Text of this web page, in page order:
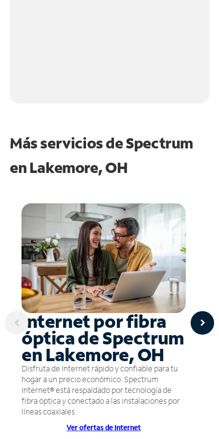
Más servicios de Spectrum
en Lakemore, OH
Internet por fibra
óptica de Spectrum
en Lakemore, OH
Disfruta de Internet rápido y confiable para tu
hogar a un precio económico. Spectrum
Internet® está respaldado por tecnología de
fibra óptica y conectado a las instalaciones por
líneas coaxiales.
Ver ofertas de Internet